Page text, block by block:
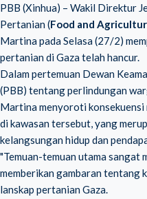
PBB (Xinhua) – Wakil Direktur
Pertanian (Food and
Martina pada Selasa (27/2)
pertanian di Gaza telah hancur.
Dalam pertemuan Dewan
(PBB) tentang perlindungan
Martina menyoroti
di kawasan tersebut, yang
kelangsungan hidup dan
"Temuan-temuan utama sangat
memberikan gambaran tentang
lanskap pertanian Gaza.